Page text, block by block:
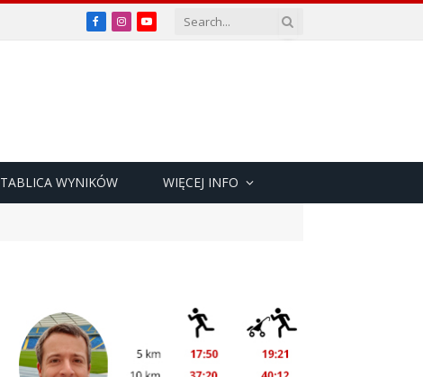
Facebook
InstagramYouTube
TABLICA WYNIKÓW WIĘCEJ INFO